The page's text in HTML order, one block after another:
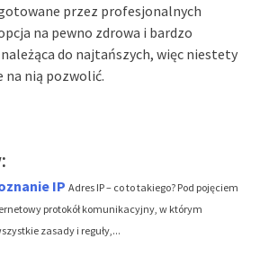
przez profesjonalnych
na pewno zdrowa i bardzo
do najtańszych, więc niestety
na nią pozwolić.
IP Adres IP – co to takiego? Pod pojęciem
protokół komunikacyjny, w którym
zasady i reguły,...